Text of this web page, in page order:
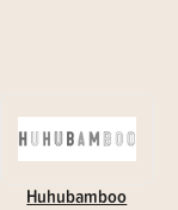
Huhubamboo